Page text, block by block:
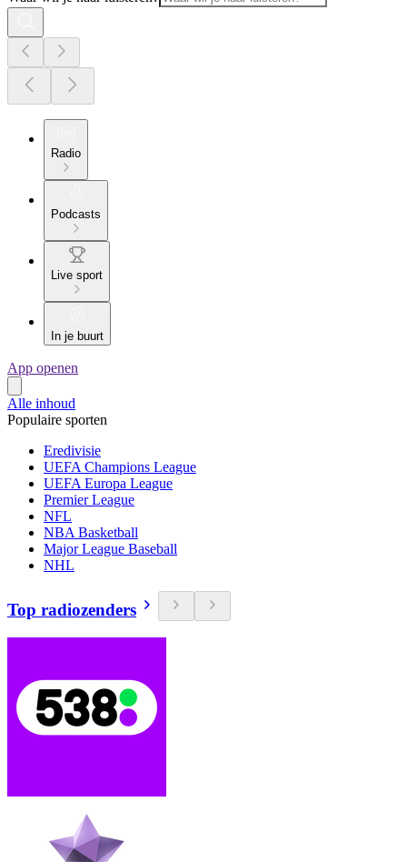
Radio
Podcasts
Live sport
In je buurt
App openen
Alle inhoud
Populaire sporten
Eredivisie
UEFA Champions League
UEFA Europa League
Premier League
NFL
NBA Basketball
Major League Baseball
NHL
Top radiozenders